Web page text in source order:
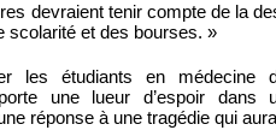
devraient tenir compte de la
scolarité et des bourses. »
les étudiants en
une lueur d’espoir
réponse à une tragédie qui